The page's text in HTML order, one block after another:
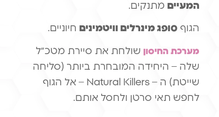
המעייםמתנקים.
הגוףסופג מינרלים וויטמיניםחיוניים.
מערכת החיסוןשולחת את סיירת מטכ״ל
שלה – היחידה המובחרת ביותר (סליחה
שייטת) ה – Natural Killers – אל הגוף
לחפש תאי סרטן ולחסל אותם.